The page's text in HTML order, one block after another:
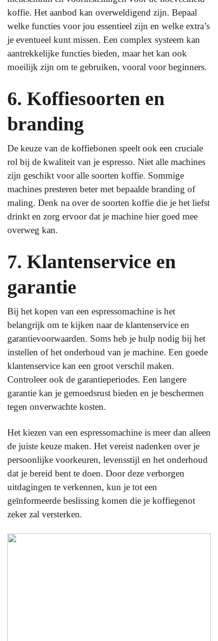
koffie. Het aanbod kan overweldigend zijn. Bepaal
welke functies voor jou essentieel zijn en welke extra’s
je eventueel kunt missen. Een complex systeem kan
aantrekkelijke functies bieden, maar het kan ook
moeilijk zijn om te gebruiken, vooral voor beginners.
6. Koffiesoorten en
branding
De keuze van de koffiebonen speelt ook een cruciale
rol bij de kwaliteit van je espresso. Niet alle machines
zijn geschikt voor alle soorten koffie. Sommige
machines presteren beter met bepaalde branding of
maling. Denk na over de soorten koffie die je het liefst
drinkt en zorg ervoor dat je machine hier goed mee
overweg kan.
7. Klantenservice en
garantie
Bij het kopen van een espressomachine is het
belangrijk om te kijken naar de klantenservice en
garantievoorwaarden. Soms heb je hulp nodig bij het
instellen of het onderhoud van je machine. Een goede
klantenservice kan een groot verschil maken.
Controleer ook de garantieperiodes. Een langere
garantie kan je gemoedsrust bieden en je beschermen
tegen onverwachte kosten.
Het kiezen van een espressomachine is meer dan alleen
de juiste keuze maken. Het vereist nadenken over je
persoonlijke voorkeuren, levensstijl en het onderhoud
dat je bereid bent te doen. Door deze verborgen
uitdagingen te verkennen, kun je tot een
geïnformeerde beslissing komen die je koffiegenot
zeker zal versterken.